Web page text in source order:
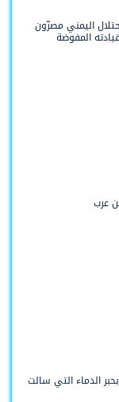
اليمني مصرّون
المفوضة
عرب
الدماء التي سالت